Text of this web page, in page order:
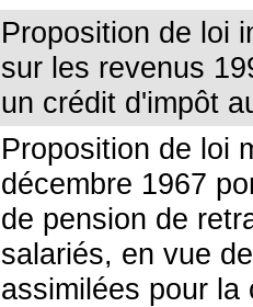
Proposition de loi
sur les revenus
un crédit d'impôt
Proposition de loi
décembre 1967
de pension de
salariés, en vue
assimilées pour